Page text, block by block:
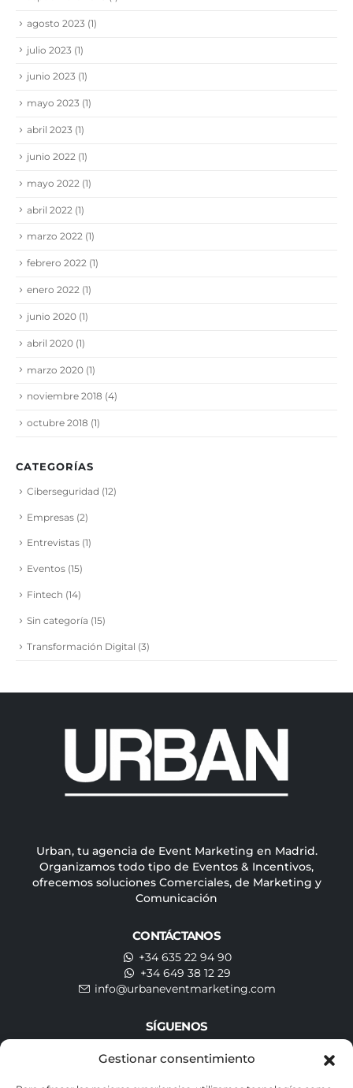
Gestionar consentimiento
agosto 2023 (1)
julio 2023 (1)
junio 2023 (1)
mayo 2023 (1)
abril 2023 (1)
junio 2022 (1)
mayo 2022 (1)
abril 2022 (1)
marzo 2022 (1)
febrero 2022 (1)
enero 2022 (1)
junio 2020 (1)
abril 2020 (1)
marzo 2020 (1)
noviembre 2018 (4)
octubre 2018 (1)
CATEGORÍAS
Ciberseguridad (12)
Empresas (2)
Entrevistas (1)
Eventos (15)
Fintech (14)
Sin categoría (15)
Transformación Digital (3)
Urban, tu agencia de Event Marketing en Madrid.
Organizamos todo tipo de Eventos & Incentivos,
ofrecemos soluciones Comerciales, de Marketing y
Comunicación
CONTÁCTANOS
+34 635 22 94 90
+34 649 38 12 29
info@urbaneventmarketing.com
SÍGUENOS